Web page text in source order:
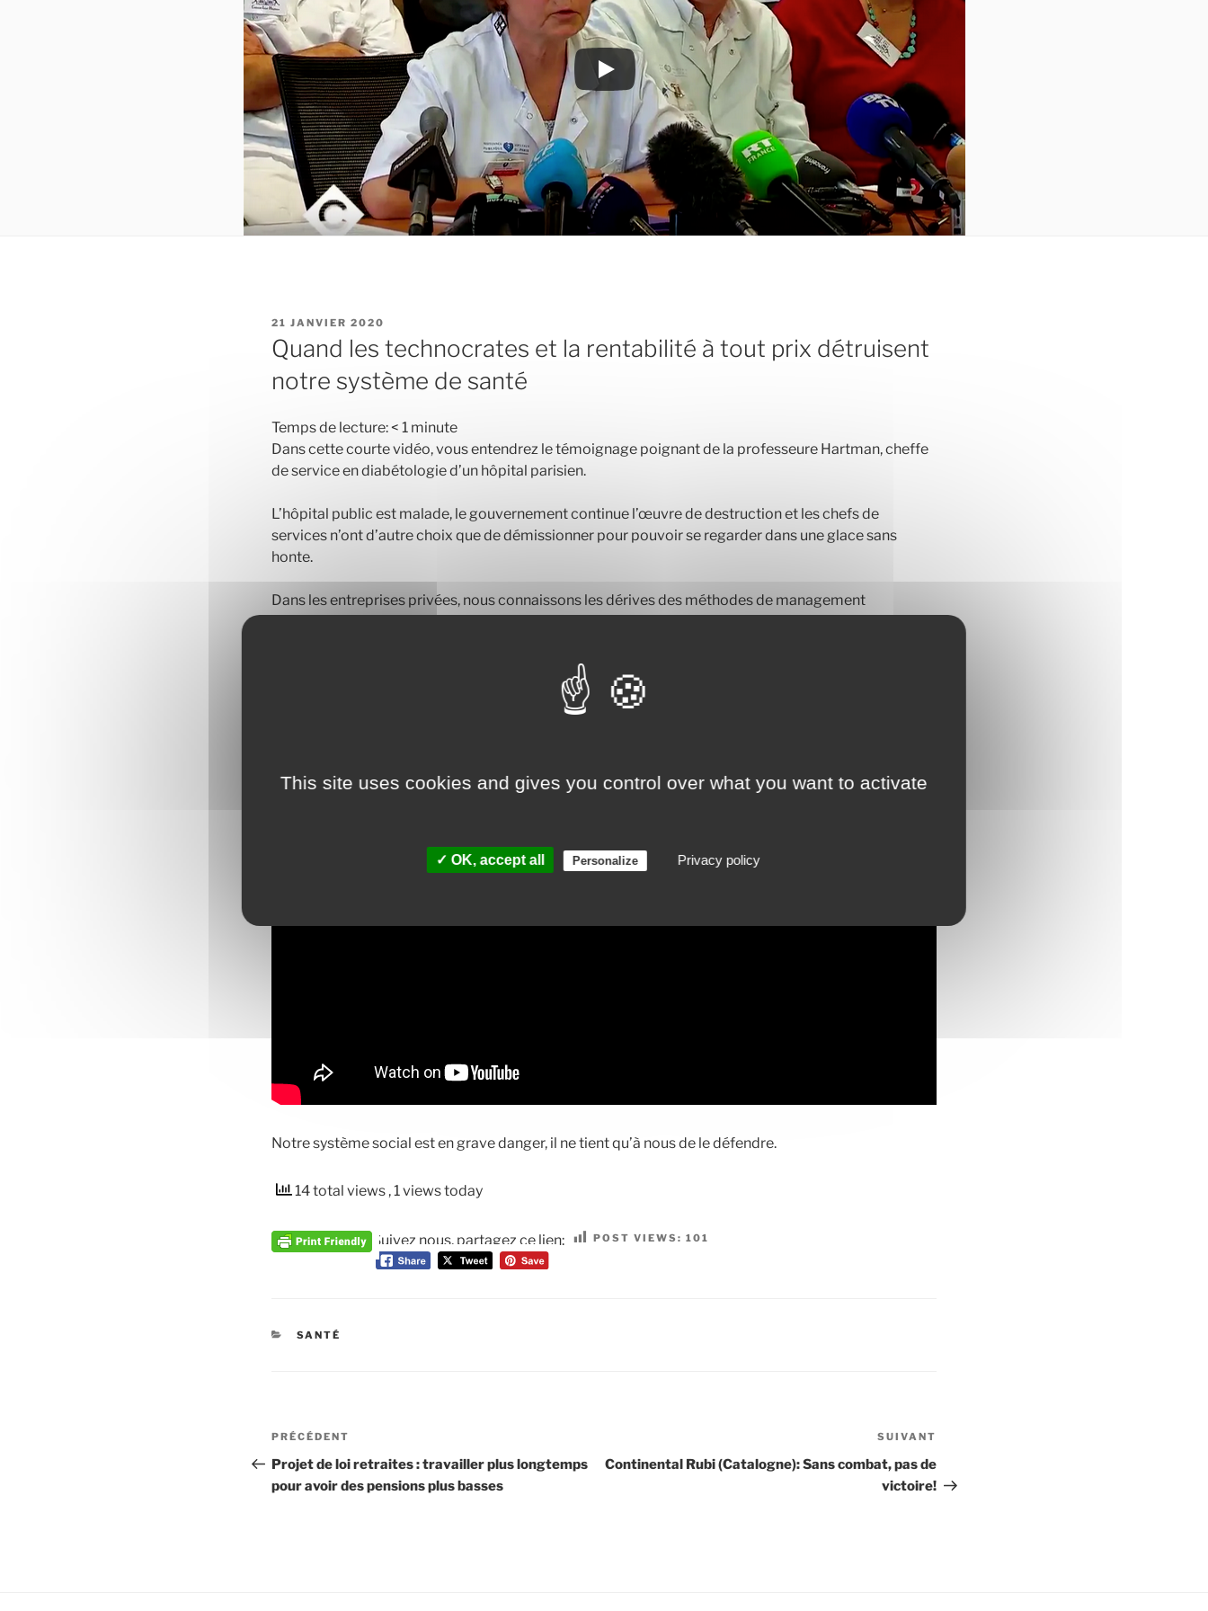
PUBLIÉ
LE
21 JANVIER 2020
Quand les technocrates et la rentabilité à tout prix détruisent
notre système de santé
Temps de lecture:< 1 minute
Dans cette courte vidéo, vous entendrez le témoignage poignant de la professeure Hartman, cheffe
de service en diabétologie d’un hôpital parisien.
L’hôpital public est malade, le gouvernement continue l’œuvre de destruction et les chefs de
services n’ont d’autre choix que de démissionner pour pouvoir se regarder dans une glace sans
honte.
Dans les entreprises privées, nous connaissons les dérives des méthodes de management
contraintes, on peut dire que notre pays est malade!
Notre système social est en grave danger, il ne tient qu’à nous de le défendre.
14 total views , 1 views today
Suivez nous, partagez ce lien: POST VIEWS: 101
CATÉGORIES
SANTÉ
Navigation
de
l’article
Article
précédent
PRÉCÉDENT
Projet de loi retraites : travailler plus longtemps
pour avoir des pensions plus basses
suivant
SUIVANT
Continental Rubi (Catalogne): Sans combat, pas de
victoire!
This site uses cookies and gives you control over what you want to activate
✓ OK, accept all Personalize Privacy policy